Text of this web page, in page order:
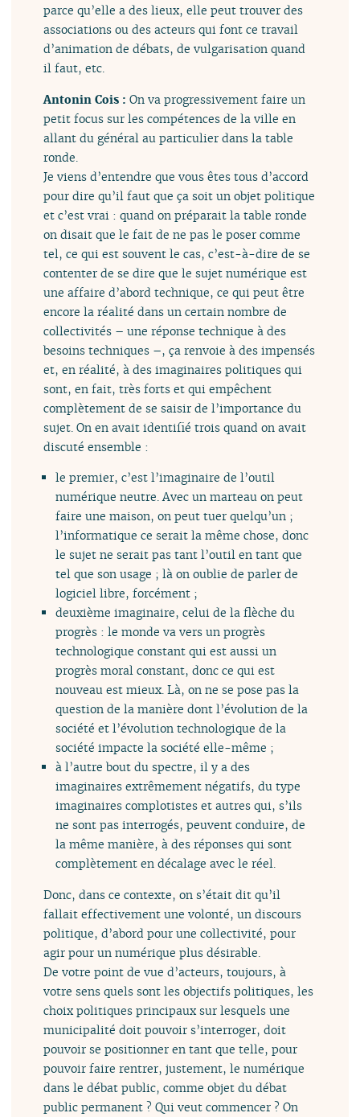
parce qu’elle a des lieux, elle peut trouver des
associations ou des acteurs qui font ce travail
d’animation de débats, de vulgarisation quand
il faut, etc.
Antonin Cois :On va progressivement faire un
petit focus sur les compétences de la ville en
allant du général au particulier dans la table
ronde.
Je viens d’entendre que vous êtes tous d’accord
pour dire qu’il faut que ça soit un objet politique
et c’est vrai : quand on préparait la table ronde
on disait que le fait de ne pas le poser comme
tel, ce qui est souvent le cas, c’est-à-dire de se
contenter de se dire que le sujet numérique est
une affaire d’abord technique, ce qui peut être
encore la réalité dans un certain nombre de
collectivités – une réponse technique à des
besoins techniques –, ça renvoie à des impensés
et, en réalité, à des imaginaires politiques qui
sont, en fait, très forts et qui empêchent
complètement de se saisir de l’importance du
sujet. On en avait identifié trois quand on avait
discuté ensemble :
le premier, c’est l’imaginaire de l’outil
numérique neutre. Avec un marteau on peut
faire une maison, on peut tuer quelqu’un ;
l’informatique ce serait la même chose, donc
le sujet ne serait pas tant l’outil en tant que
tel que son usage ; là on oublie de parler de
logiciel libre, forcément ;
deuxième imaginaire, celui de la flèche du
progrès : le monde va vers un progrès
technologique constant qui est aussi un
progrès moral constant, donc ce qui est
nouveau est mieux. Là, on ne se pose pas la
question de la manière dont l’évolution de la
société et l’évolution technologique de la
société impacte la société elle-même ;
à l’autre bout du spectre, il y a des
imaginaires extrêmement négatifs, du type
imaginaires complotistes et autres qui, s’ils
ne sont pas interrogés, peuvent conduire, de
la même manière, à des réponses qui sont
complètement en décalage avec le réel.
Donc, dans ce contexte, on s’était dit qu’il
fallait effectivement une volonté, un discours
politique, d’abord pour une collectivité, pour
agir pour un numérique plus désirable.
De votre point de vue d’acteurs, toujours, à
votre sens quels sont les objectifs politiques, les
choix politiques principaux sur lesquels une
municipalité doit pouvoir s’interroger, doit
pouvoir se positionner en tant que telle, pour
pouvoir faire rentrer, justement, le numérique
dans le débat public, comme objet du débat
public permanent ? Qui veut commencer ? On